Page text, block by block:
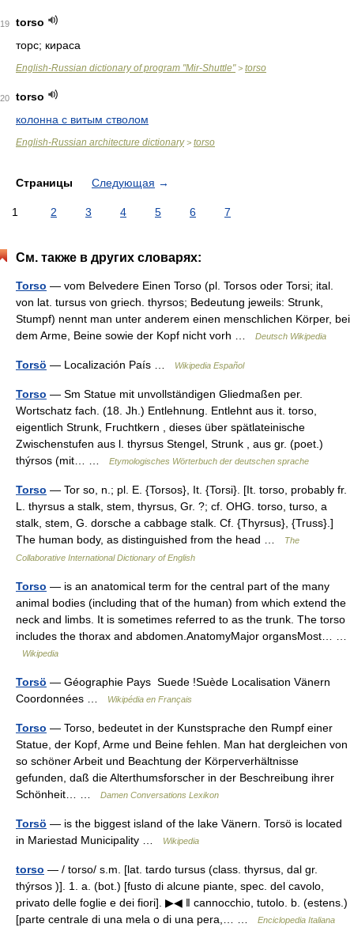
19
torso
торс; кираса
English-Russian dictionary of program "Mir-Shuttle"> torso
20
torso
колонна с витым стволом
English-Russian architecture dictionary> torso
Страницы Следующая →
1 2 3 4 5 6 7
См. также в других словарях:
Torso — vom Belvedere Einen Torso (pl. Torsos oder Torsi; ital.
von lat. tursus von griech. thyrsos; Bedeutung jeweils: Strunk,
Stumpf) nennt man unter anderem einen menschlichen Körper, bei
dem Arme, Beine sowie der Kopf nicht vorh …
Deutsch Wikipedia
Torsö — Localización País … Wikipedia Español
Torso — Sm Statue mit unvollständigen Gliedmaßen per.
Wortschatz fach. (18. Jh.) Entlehnung. Entlehnt aus it. torso,
eigentlich Strunk, Fruchtkern , dieses über spätlateinische
Zwischenstufen aus l. thyrsus Stengel, Strunk , aus gr. (poet.)
thýrsos (mit… …
Etymologisches Wörterbuch der deutschen sprache
Torso — Tor so, n.; pl. E. {Torsos}, It. {Torsi}. [It. torso, probably fr.
L. thyrsus a stalk, stem, thyrsus, Gr. ?; cf. OHG. torso, turso, a
stalk, stem, G. dorsche a cabbage stalk. Cf. {Thyrsus}, {Truss}.]
The human body, as distinguished from the head …
The
Collaborative International Dictionary of English
Torso — is an anatomical term for the central part of the many
animal bodies (including that of the human) from which extend the
neck and limbs. It is sometimes referred to as the trunk. The torso
includes the thorax and abdomen.AnatomyMajor organsMost… …
Wikipedia
Torsö — Géographie Pays Suede !Suède Localisation Vänern
Coordonnées …
Wikipédia en Français
Torso — Torso, bedeutet in der Kunstsprache den Rumpf einer
Statue, der Kopf, Arme und Beine fehlen. Man hat dergleichen von
so schöner Arbeit und Beachtung der Körperverhältnisse
gefunden, daß die Alterthumsforscher in der Beschreibung ihrer
Schönheit… …
Damen Conversations Lexikon
Torsö — is the biggest island of the lake Vänern. Torsö is located
in Mariestad Municipality …
Wikipedia
torso — / torso/ s.m. [lat. tardo tursus (class. thyrsus, dal gr.
thýrsos )]. 1. a. (bot.) [fusto di alcune piante, spec. del cavolo,
privato delle foglie e dei fiori]. ▶◀ ‖ cannocchio, tutolo. b. (estens.)
[parte centrale di una mela o di una pera,… …
Enciclopedia Italiana